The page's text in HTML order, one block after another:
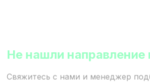
Не нашли направление
Свяжитесь с нами и менеджер